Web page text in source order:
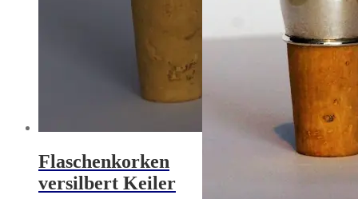
Flaschenkorken
versilbert Keiler